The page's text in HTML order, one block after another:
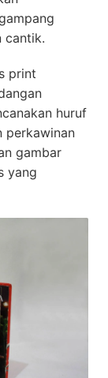
cantik.
print
huruf
perkawinan
gambar
yang